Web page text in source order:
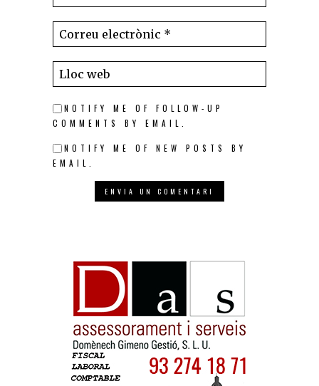
NOTIFY ME OF FOLLOW-UP
COMMENTS BY EMAIL.
NOTIFY ME OF NEW POSTS BY
EMAIL.